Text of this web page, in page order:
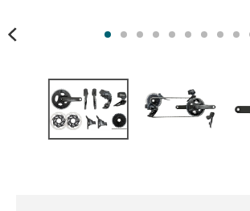
n
e
r
a
n
e
r
a